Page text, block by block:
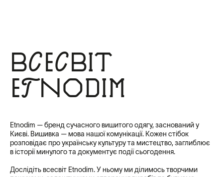
Всесвіт
Etnodim
Etnodim — бренд сучасного вишитого одягу, заснований у
Києві. Вишивка — мова нашої комунікації. Кожен стібок
розповідає про українську культуру та мистецтво, заглиблює
в історії минулого та документує події сьогодення.
Дослідіть всесвіт Etnodim. У ньому ми ділимось творчими